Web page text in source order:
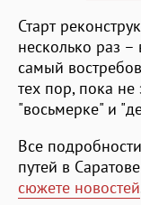
Старт
несколько раз –
самый
тех пор, пока
"восьмерке" и
Все
путей в
сюжете новостей